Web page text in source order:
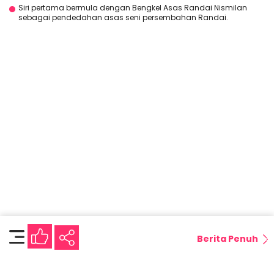
Siri pertama bermula dengan Bengkel Asas Randai Nismilan
sebagai pendedahan asas seni persembahan Randai.
Berita Penuh